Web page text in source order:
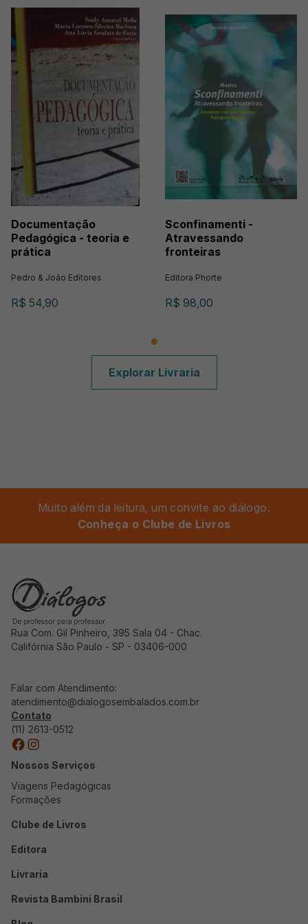
Documentação
Pedagógica - teoria e
prática
Pedro & João Editores
R$ 54,90
Sconfinamenti -
Atravessando
fronteiras
Editora Phorte
R$ 98,00
Explorar Livraria
Muito além da leitura, um convite ao diálogo.
Conheça o Clube de Livros
Rua Com. Gil Pinheiro, 395 Sala 04 - Chac.
Califórnia São Paulo - SP - 03406-000
Falar com Atendimento:
atendimento@dialogosembalados.com.br
Contato
(11) 2613-0512
Nossos Serviços
Viagens Pedagógicas
Formações
Clube de Livros
Editora
Livraria
Revista Bambini Brasil